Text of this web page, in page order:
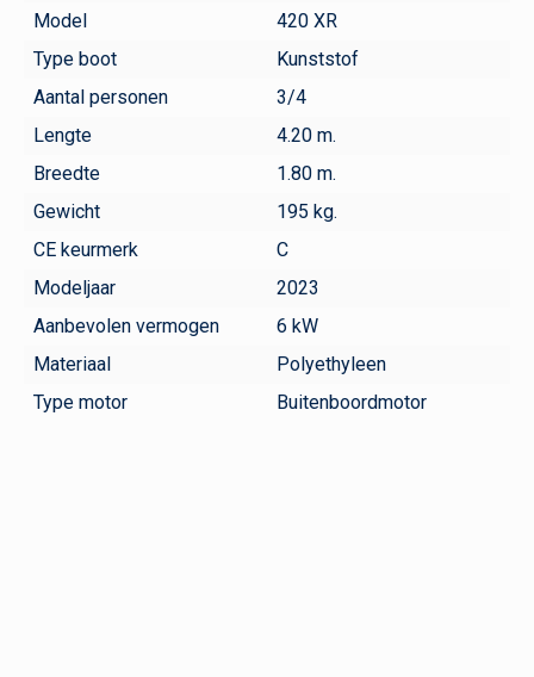
Model
420 XR
Type boot
Kunststof
Aantal personen
3/4
Lengte
4.20 m.
Breedte
1.80 m.
Gewicht
195 kg.
CE keurmerk
C
Modeljaar
2023
Aanbevolen vermogen
6 kW
Materiaal
Polyethyleen
Type motor
Buitenboordmotor